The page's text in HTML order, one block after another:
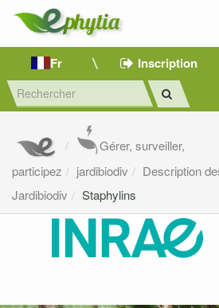
Fr Inscription
Gérer, surveiller,
participez
jardibiodiv
Description
Jardibiodiv
Staphylins